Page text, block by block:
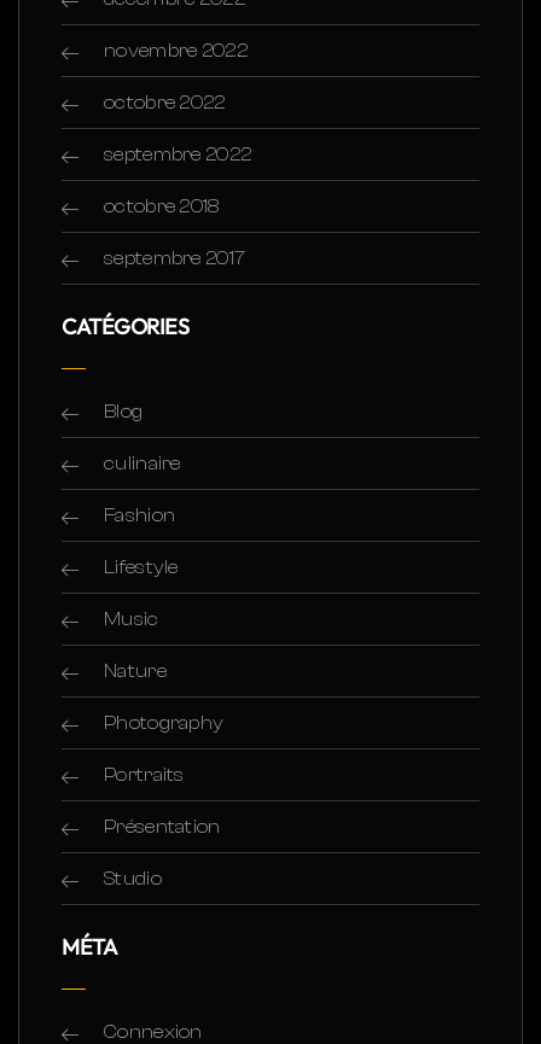
novembre 2022
octobre 2022
septembre 2022
octobre 2018
septembre 2017
CATÉGORIES
Blog
culinaire
Fashion
Lifestyle
Music
Nature
Photography
Portraits
Présentation
Studio
MÉTA
Connexion